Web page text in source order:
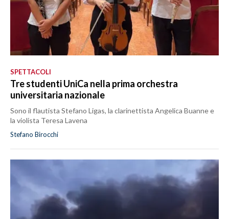
SPETTACOLI
Tre studenti UniCa nella prima orchestra
universitaria nazionale
Sono il flautista Stefano Ligas, la clarinettista Angelica Buanne e
la violista Teresa Lavena
Stefano Birocchi